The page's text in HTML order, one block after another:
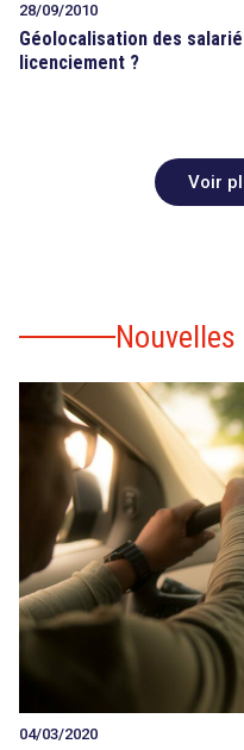
28/09/2010
Géolocalisation des
licenciement ?
Voir
04/03/2020